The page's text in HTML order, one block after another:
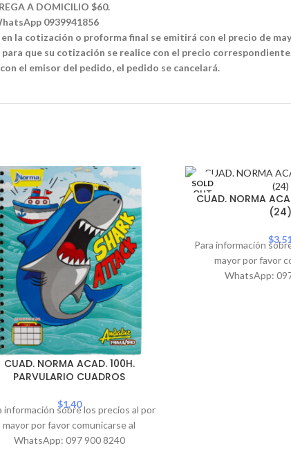
A DOMICILIO $60.
0939941856
la cotización o proforma final se emitirá con el precio de
que su cotización se realice con el precio
el emisor del pedido, el pedido se cancelará.
CUAD. NORMA ACAD. 100H.
PARVULARIO CUADROS
$1.40
información sobre los precios al por
mayor por favor comunicarse al
WhatsApp: 097 900 8240
SOLD
OUT
CUAD. NORMA
(24)
$
Para información
mayor por favor
WhatsApp: